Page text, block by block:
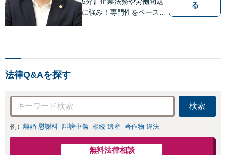
に強み！専門性をベースに
る
法律Q&Aを探す
検索
例） 離婚 慰謝料 誹謗中傷 相続 遺産 著作物 違法
無料法律相談